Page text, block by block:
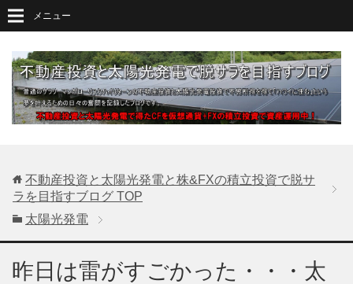
メニュー
不動産投資と太陽光発電と株&FXの積立投資で脱サ
ラを目指すブログ TOP
太陽光発電
昨日は雷がすごかった・・・太